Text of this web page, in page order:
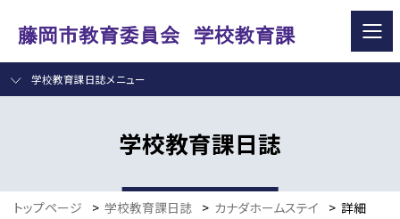
学校教育課日誌メニュー
学校教育課日誌
トップページ > 学校教育課日誌 > カナダホームステイ > 詳細